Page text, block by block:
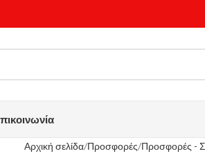
Αρχική σελίδα Προσφορές Προσφορές -